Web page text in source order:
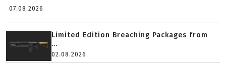
07.08.2026
Limited Edition Breaching Packages from
...
02.08.2026